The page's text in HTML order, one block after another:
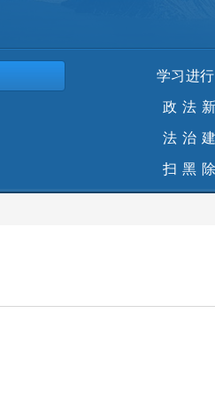
学习进
政法
法治
扫黑